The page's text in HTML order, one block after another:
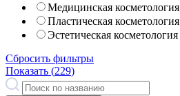
Медицинская косметология
Пластическая косметология
Эстетическая косметология
Сбросить фильтры
Показать (229)